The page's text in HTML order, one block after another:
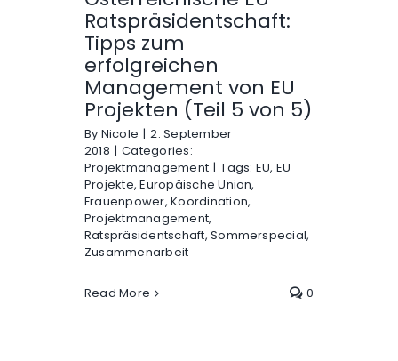
Ratspräsidentschaft:
Tipps zum
erfolgreichen
Management von EU
Projekten (Teil 5 von 5)
By Nicole | 2. September
2018 | Categories:
Projektmanagement | Tags: EU, EU
Projekte,Europäische Union,
Frauenpower,Koordination,
Projektmanagement,
Ratspräsidentschaft,Sommerspecial,
Zusammenarbeit
Read More 0